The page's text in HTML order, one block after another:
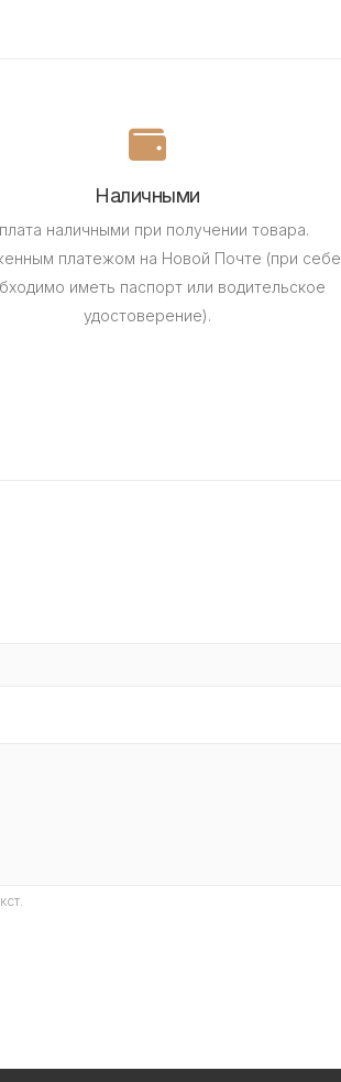
Наличными
наличными при получении товара.
платежом на Новой Почте (при себе
иметь паспорт или водительское
удостоверение).